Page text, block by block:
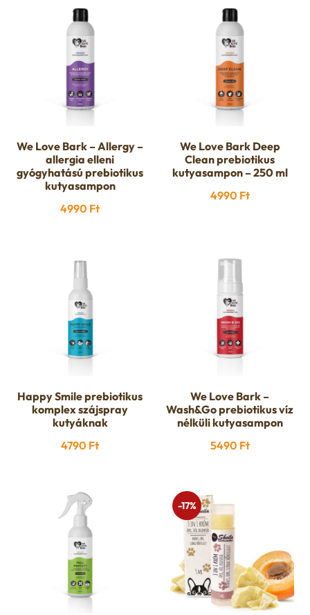
We Love Bark – Allergy –
allergia elleni
gyógyhatású prebiotikus
kutyasampon
4990 Ft
We Love Bark Deep
Clean prebiotikus
kutyasampon – 250 ml
4990 Ft
Happy Smile prebiotikus
komplex szájspray
kutyáknak
4790 Ft
We Love Bark –
Wash&Go prebiotikus víz
nélküli kutyasampon
5490 Ft
-17%